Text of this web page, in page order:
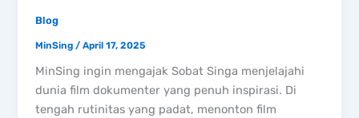
Blog
MinSing /April 17, 2025
MinSing ingin mengajak Sobat Singa menjelajahi
dunia film dokumenter yang penuh inspirasi. Di
tengah rutinitas yang padat, menonton film